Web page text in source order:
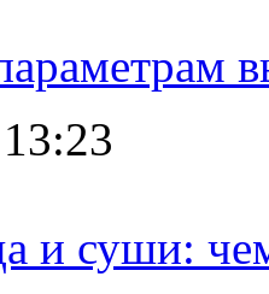
и суши: